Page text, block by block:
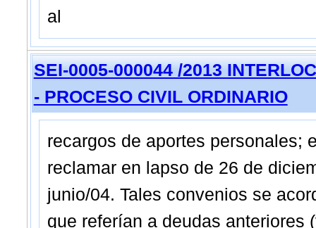
al
SEI-0005-000044 /2013
- PROCESO CIVIL ORDINARIO
recargos de aportes personales;
reclamar en lapso de 26 de
junio/04. Tales convenios se
que referían a deudas anteriores